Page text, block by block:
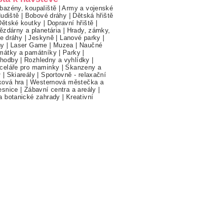
koupaliště |Army a vojenské
| Bobové dráhy | Dětská hřiště
koutky | Dopravní hřiště |
a planetária | Hrady, zámky,
dráhy |Jeskyně | Lanové parky |
| Laser Game | Muzea | Naučné
a památníky| Parky |
| Rozhledny a vyhlídky |
pro maminky |Skanzeny a
| Skiareály |Sportovně - relaxační
hra |Westernová městečka a
| Zábavní centra a areály |
botanické zahrady | Kreativní